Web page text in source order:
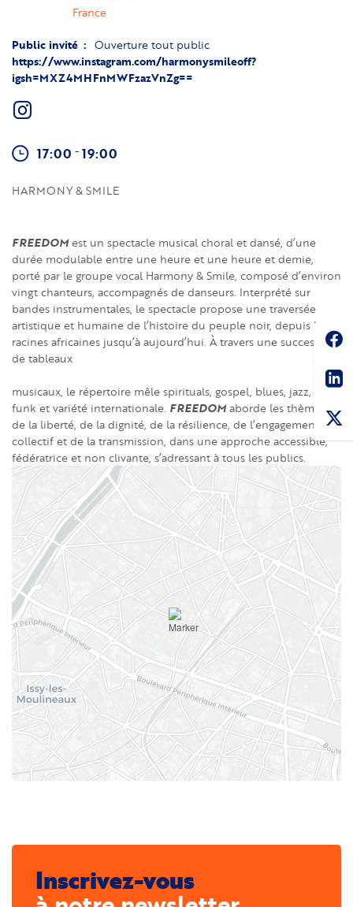
France
Public invité Ouverture tout public
https://www.instagram.com/harmonysmileoff?
igsh=MXZ4MHFnMWFzazVnZg==
17:00 - 19:00
HARMONY & SMILE
FREEDOMest un spectacle musical choral et dansé, d’une
durée modulable entre une heure et une heure et demie,
porté par le groupe vocal Harmony & Smile, composé d’environ
vingt chanteurs, accompagnés de danseurs. Interprété sur
bandes instrumentales, le spectacle propose une traversée
artistique et humaine de l’histoire du peuple noir, depuis les
racines africaines jusqu’à aujourd’hui. À travers une succession
de tableaux
musicaux, le répertoire mêle spirituals, gospel, blues, jazz, soul,
funk et variété internationale. FREEDOMaborde les thèmes
de la liberté, de la dignité, de la résilience, de l’engagement
collectif et de la transmission, dans une approche accessible,
fédératrice et non clivante, s’adressant à tous les publics.
Inscrivez-vous